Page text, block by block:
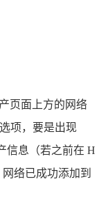
页面上方的网络
项，要是出现
信息（若之前在 H
络已成功添加到